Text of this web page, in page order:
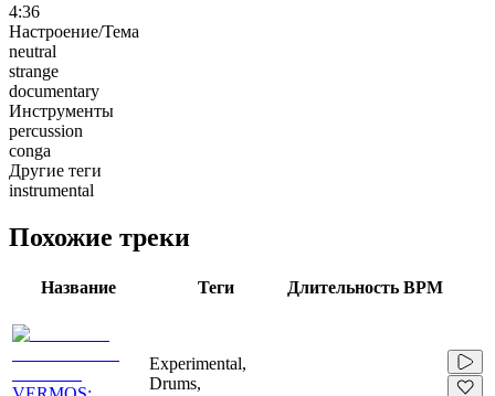
4:36
Настроение/Тема
neutral
strange
documentary
Инструменты
percussion
conga
Другие теги
instrumental
Похожие треки
Название Теги Длительность BPM
Experimental,
Drums,